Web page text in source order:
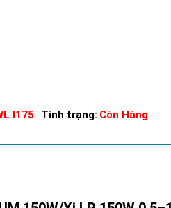
I175 Tình trạng: Còn Hàng